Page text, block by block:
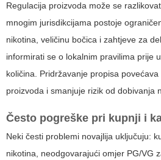
Regulacija proizvoda može se
mnogim jurisdikcijama postoje
nikotina, veličinu bočica i zahtjeve za
informirati se o lokalnim pravilima prije
količina. Pridržavanje propisa
proizvoda i smanjuje rizik od dobivanja
Često pogreške pri kupnji i
Neki česti problemi novajlija uključuju:
nikotina, neodgovarajući omjer PG/VG